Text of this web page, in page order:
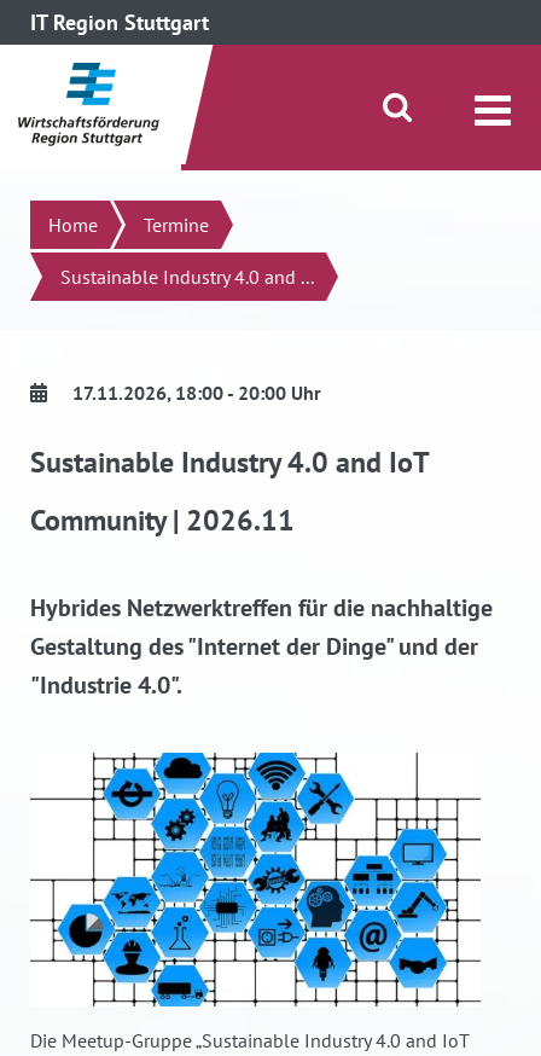
IT Region Stuttgart
direkt zum Inhalt dieser Seite
direkt zum Menü springen
Suche öffnen/schließen
Suchen
Home Termine
Sustainable Industry 4.0 and ...
17.11.2026, 18:00 - 20:00 Uhr
Sustainable Industry 4.0 and IoT
Community | 2026.11
Hybrides Netzwerktreffen für die nachhaltige
Gestaltung des "Internet der Dinge" und der
"Industrie 4.0".
Die Meetup-Gruppe „Sustainable Industry 4.0 and IoT